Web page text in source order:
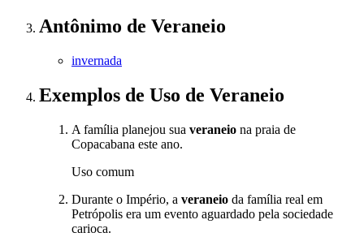
Antônimo de Veraneio
invernada
Exemplos de Uso de Veraneio
A família planejou sua veraneio na praia de
Copacabana este ano.
Uso comum
Durante o Império, a veraneio da família real em
Petrópolis era um evento aguardado pela sociedade
carioca.